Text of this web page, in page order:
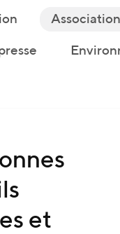
Association
et